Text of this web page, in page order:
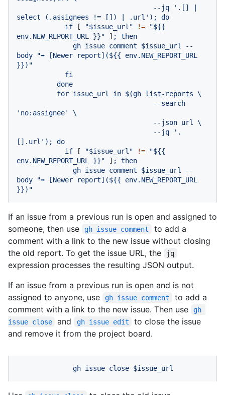
--jq
'.[] |
select (.assignees != []) | .url' );
do
if [ "$issue_url" != "${{
env.NEW_REPORT_URL }}" ] ;
then
gh issue comment $issue_url
--
body
"➡️ [Newer report](${{ env.NEW_REPORT_URL
}})"
fi
done
for issue_url in $(gh list-reports \
--search
'no:assignee'
\
--json url
\
--jq
'.
[].url' );
do
if [ "$issue_url" != "${{
env.NEW_REPORT_URL }}" ] ;
then
gh issue comment $issue_url
--
body
"➡️ [Newer report](${{ env.NEW_REPORT_URL
}})"
If an issue from a previous run is open and assigned to
someone, then use
gh issue comment
to add a
comment with a link to the new issue without closing
the old report. To get the issue URL, the
jq
expression processes the resulting JSON output.
If an issue from a previous run is open and is not
assigned to anyone, use
gh issue comment
to add a
comment with a link to the new issue. Then use
gh
issue close
and gh issue edit
to close the issue
and remove it from the project board.
gh issue close $issue_url